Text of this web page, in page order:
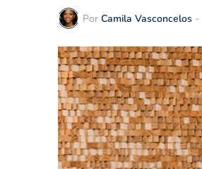
Por Camila Vasconcelos -